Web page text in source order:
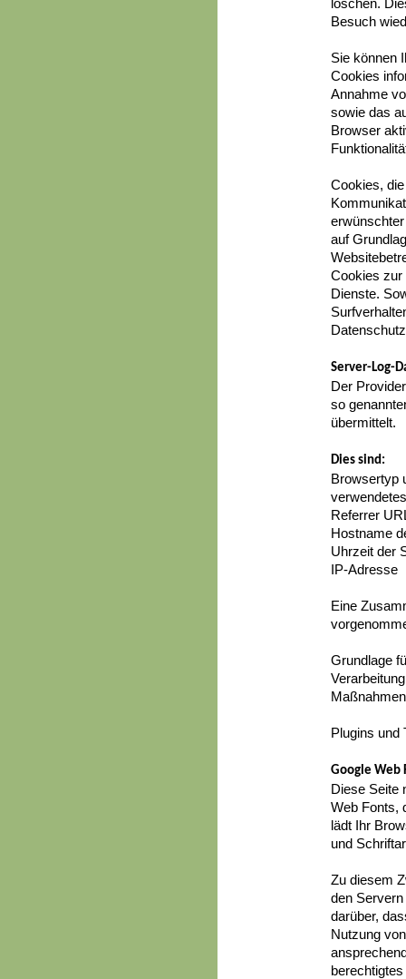
löschen.
Besuch
Sie können
Cookies
Annahme
sowie das
Browser
Cookies,
auf
Cookies zur
Dienste.
Server-Log-
Der
so
übermittelt.
Dies sind:
Browsertyp
Referrer
Hostname
Uhrzeit der
IP-Adresse
Eine
Grundlage
Plugins und
Google Web
Diese Seite
Web Fonts,
lädt Ihr
und
Zu diesem
den
darüber,
Nutzung